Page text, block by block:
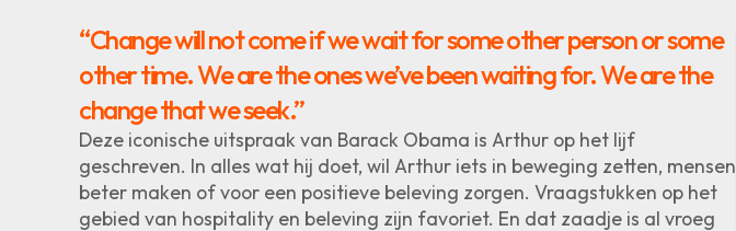
“Change will not come if we wait for some other person or some
other time. We are the ones we’ve been waiting for. We are the
change that we seek.”
Deze iconische uitspraak van Barack Obama is Arthur op het lijf
geschreven. In alles wat hij doet, wil Arthur iets in beweging zetten, mensen
beter maken of voor een positieve beleving zorgen. Vraagstukken op het
gebied van hospitality en beleving zijn favoriet. En dat zaadje is al vroeg